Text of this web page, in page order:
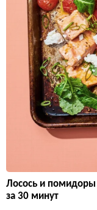
Лосось и
за 30 минут